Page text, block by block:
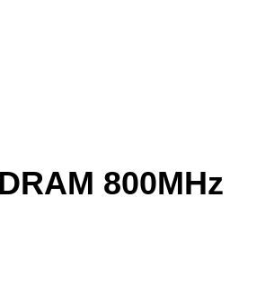
800MHz